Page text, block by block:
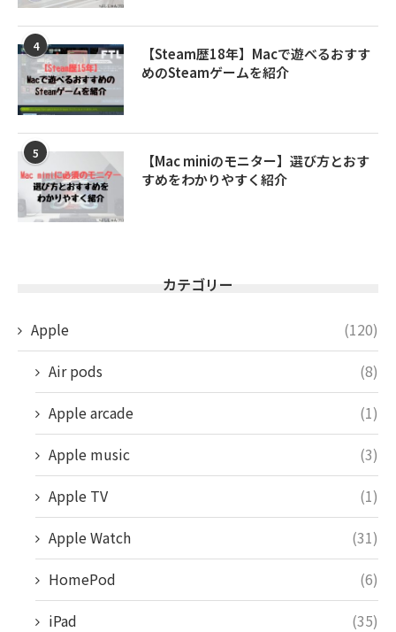
4
【Steam歴18年】Macで遊べるおすす
めのSteamゲームを紹介
5
【Mac miniのモニター】選び方とおす
すめをわかりやすく紹介
カテゴリー
Apple
(120)
Air pods
(8)
Apple arcade
(1)
Apple music
(3)
Apple TV
(1)
Apple Watch
(31)
HomePod
(6)
iPad
(35)